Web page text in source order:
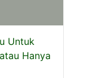
Untuk
Hanya